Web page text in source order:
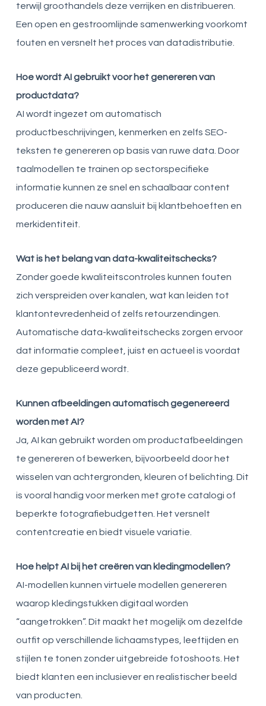
terwijl groothandels deze verrijken en distribueren.
Een open en gestroomlijnde samenwerking voorkomt
fouten en versnelt het proces van datadistributie.
Hoe wordt AI gebruikt voor het genereren van
productdata?
AI wordt ingezet om automatisch
productbeschrijvingen, kenmerken en zelfs SEO-
teksten te genereren op basis van ruwe data. Door
taalmodellen te trainen op sectorspecifieke
informatie kunnen ze snel en schaalbaar content
produceren die nauw aansluit bij klantbehoeften en
merkidentiteit.
Wat is het belang van data-kwaliteitschecks?
Zonder goede kwaliteitscontroles kunnen fouten
zich verspreiden over kanalen, wat kan leiden tot
klantontevredenheid of zelfs retourzendingen.
Automatische data-kwaliteitschecks zorgen ervoor
dat informatie compleet, juist en actueel is voordat
deze gepubliceerd wordt.
Kunnen afbeeldingen automatisch gegenereerd
worden met AI?
Ja, AI kan gebruikt worden om productafbeeldingen
te genereren of bewerken, bijvoorbeeld door het
wisselen van achtergronden, kleuren of belichting. Dit
is vooral handig voor merken met grote catalogi of
beperkte fotografiebudgetten. Het versnelt
contentcreatie en biedt visuele variatie.
Hoe helpt AI bij het creëren van kledingmodellen?
AI-modellen kunnen virtuele modellen genereren
waarop kledingstukken digitaal worden
“aangetrokken”. Dit maakt het mogelijk om dezelfde
outfit op verschillende lichaamstypes, leeftijden en
stijlen te tonen zonder uitgebreide fotoshoots. Het
biedt klanten een inclusiever en realistischer beeld
van producten.